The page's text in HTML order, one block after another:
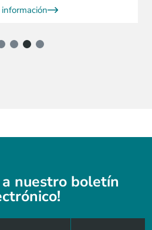
información
a nuestro boletín